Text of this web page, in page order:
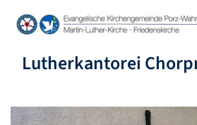
Lutherkantorei